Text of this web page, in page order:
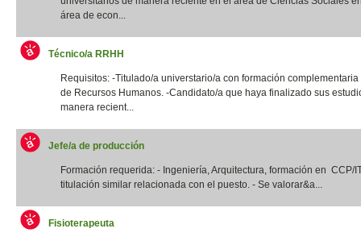
área de econ...
Técnico/a RRHH
Requisitos: -Titulado/a universtario/a con formación
de Recursos Humanos. -Candidato/a que haya finalizado sus
manera recient...
Jefe/a de producción
Formación requerida: - Ingeniería, Arquitectura, formación en CCP/
titulación similar relacionada con el puesto. - Se valorar&a...
Fisioterapeuta